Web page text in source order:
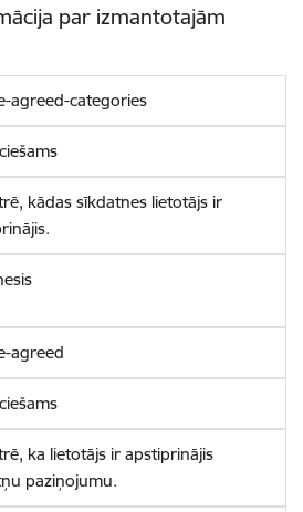
par izmantotajām
agreed-categories
kādas sīkdatnes lietotājs ir
agreed
ka lietotājs ir apstiprinājis
paziņojumu.